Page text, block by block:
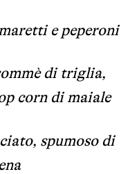
e peperoni
di triglia,
corn di maiale
spumoso di